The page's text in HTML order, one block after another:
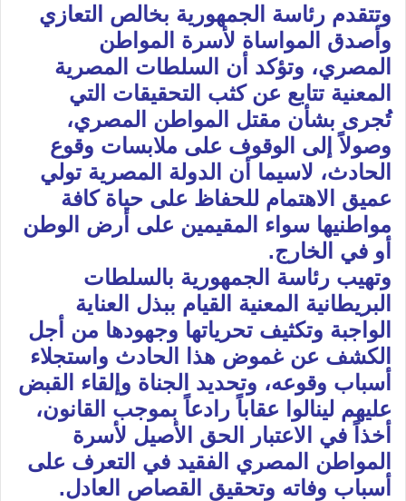
وتتقدم رئاسة الجمهورية بخالص التعازي
وأصدق المواساة لأسرة المواطن
المصري، وتؤكد أن السلطات المصرية
المعنية تتابع عن كثب التحقيقات التي
تُجرى بشأن مقتل المواطن المصري،
وصولاً إلى الوقوف على ملابسات وقوع
الحادث، لاسيما أن الدولة المصرية تولي
عميق الاهتمام للحفاظ على حياة كافة
مواطنيها سواء المقيمين على أرض الوطن
أو في الخارج.
وتهيب رئاسة الجمهورية بالسلطات
البريطانية المعنية القيام ببذل العناية
الواجبة وتكثيف تحرياتها وجهودها من أجل
الكشف عن غموض هذا الحادث واستجلاء
أسباب وقوعه، وتحديد الجناة وإلقاء القبض
عليهم لينالوا عقاباً رادعاً بموجب القانون،
أخذاً في الاعتبار الحق الأصيل لأسرة
المواطن المصري الفقيد في التعرف على
أسباب وفاته وتحقيق القصاص العادل.